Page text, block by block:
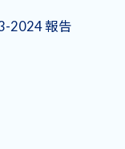
2024 報告